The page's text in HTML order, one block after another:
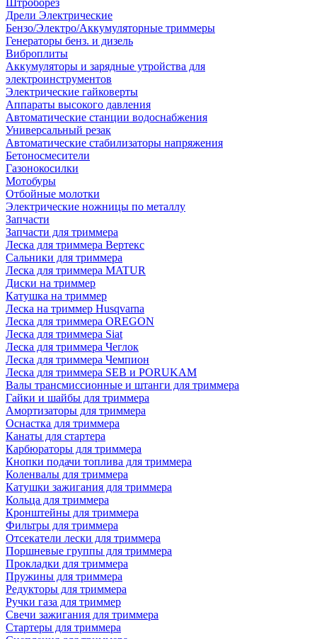
Штроборез
Дрели Электрические
Бензо/Электро/Аккумуляторные триммеры
Генераторы бенз. и дизель
Виброплиты
Аккумуляторы и зарядные утройства для
электроинструментов
Электрические гайковерты
Аппараты высокого давления
Автоматические станции водоснабжения
Универсальный резак
Автоматические стабилизаторы напряжения
Бетоносмесители
Газонокосилки
Мотобуры
Отбойные молотки
Электрические ножницы по металлу
Запчасти
Запчасти для триммера
Леска для триммера Вертекс
Сальники для триммера
Леска для триммера MATUR
Диски на триммер
Катушка на триммер
Леска на триммер Husqvarna
Леска для триммера OREGON
Леска для триммера Siat
Леска для триммера Чеглок
Леска для триммера Чемпион
Леска для триммера SEB и PORUKAM
Валы трансмиссионные и штанги для триммера
Гайки и шайбы для триммера
Амортизаторы для триммера
Оснастка для триммера
Канаты для стартера
Карбюраторы для триммера
Кнопки подачи топлива для триммера
Коленвалы для триммера
Катушки зажигания для триммера
Кольца для триммера
Кронштейны для триммера
Фильтры для триммера
Отсекатели лески для триммера
Поршневые группы для триммера
Прокладки для триммера
Пружины для триммера
Редукторы для триммера
Ручки газа для триммер
Свечи зажигания для триммера
Стартеры для триммера